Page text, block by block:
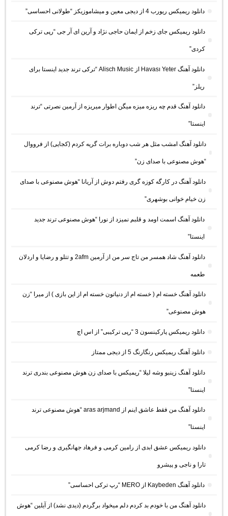
دانلود ریمیکس ریورب 4 از دیجی معین و میشاموزیکز “طولانی احساسی”
دانلود ریمیکس جای زخم از ایمان حاجی نژاد و آرین ای آر جی “رپی ترکی
کردی”
دانلود آهنگ Havası Yeter از Alisch Music “ترکی ترند جدید اینستا برای
ریلز”
دانلود آهنگ ﻗﺪم ﭼﻪ رﻳﺰه ﻣﻴﺰه ﻣﻴﮕﻦ اﻃﻮار ﻣﻴﺮﻳﺰه از آرمین نصرتی “ترند
اینستا”
دانلود آهنگ امشب مثل هر شب دوباره برات گریه کردم (کجایی) از فرووال
“هوش مصنوعی با صدای زن”
دانلود آهنگ در کارگه کوزه گری رفتم دوش از آریانا “هوش مصنوعی با صدای
زن خیام خوانی بوشهری”
دانلود آهنگ اسمت اومد و قلبم نمیزد از نورا “هوش مصنوعی ترند جدید
اینستا”
دانلود آهنگ شاد همسر من تاج سر من از آرمین 2afm و تتلو و رضایا و اردلان
طعمه
دانلود آهنگ خسته ام ( خسته ام از دنیاتون خسته ام از این بازی ) از میرا “زن
هوش مصنوعی”
دانلود ریمیکس پارکینسون 3 “رپی ترکیبی” از اس اچ
دانلود آهنگ ریمیکس رنگارنگ 5 از دیجی ممتاز
دانلود آهنگ زینبو وشه لیلا “ریمیکس با صدای زن هوش مصنوعی بندری ترند
اینستا”
دانلود آهنگ من فقط عاشق اینم از aras arjmand “هوش مصنوعی ترند
اینستا”
دانلود ریمیکس عشق ابدی از رامین کرمی و فرهاد جهانگیری و رضا کرمی
تارا و ناجی و پیشرو
دانلود آهنگ Kaybeden از MERO “رپ ترکی احساسی”
دانلود آهنگ من با خودم بد کردم دلم میخواد برگردم (دیدی نشد) از آیلین “هوش